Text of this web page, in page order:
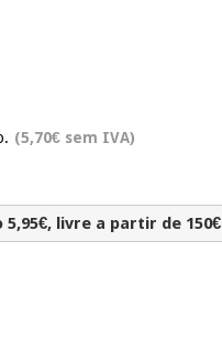
(5,70€ sem IVA)
5,95€, livre a partir de 150€